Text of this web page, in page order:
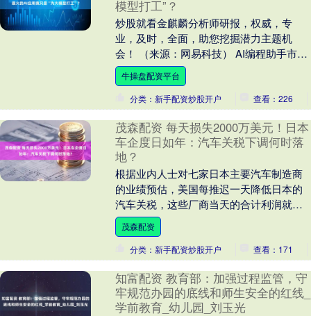
模型打工”？
炒股就看金麒麟分析师研报，权威，专
业，及时，全面，助您挖掘潜力主题机
会！ （来源：网易科技） AI编程助手市场
表面繁荣背后，隐藏着一个令人震惊的事
实：这些备受追....
牛操盘配资平台
分类：新手配资炒股开户
查看：226
茂森配资 每天损失2000万美元！日本
车企度日如年：汽车关税下调何时落
地？
根据业内人士对七家日本主要汽车制造商
的业绩预估，美国每推迟一天降低日本的
汽车关税，这些厂商当天的合计利润就会
减少约30亿日元(约合2030万美元)。由于
对需求前....
茂森配资
分类：新手配资炒股开户
查看：171
知富配资 教育部：加强过程监管，守
牢规范办园的底线和师生安全的红线_
学前教育_幼儿园_刘玉光